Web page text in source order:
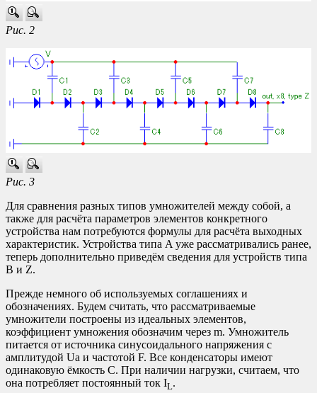
Рис. 2
Рис. 3
Для сравнения разных типов умножителей между собой, а
также для расчёта параметров элементов конкретного
устройства нам потребуются формулы для расчёта выходных
характеристик. Устройства типа A уже рассматривались ранее,
теперь дополнительно приведём сведения для устройств типа
B и Z.
Прежде немного об используемых соглашениях и
обозначениях. Будем считать, что рассматриваемые
умножители построены из идеальных элементов,
коэффициент умножения обозначим через m. Умножитель
питается от источника синусоидального напряжения с
амплитудой Ua и частотой F. Все конденсаторы имеют
одинаковую ёмкость C. При наличии нагрузки, считаем, что
она потребляет постоянный ток IL.